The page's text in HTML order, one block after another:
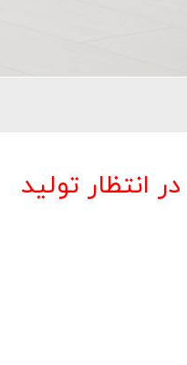
در انتظار تولید